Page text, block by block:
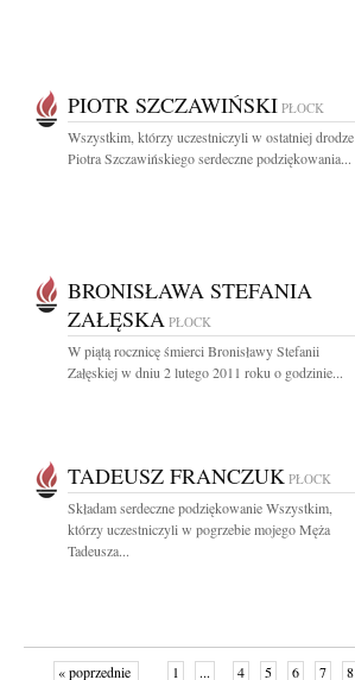
PIOTR SZCZAWIŃSKI PŁOCK
Wszystkim, którzy uczestniczyli w ostatniej drodze
Piotra Szczawińskiego serdeczne podziękowania...
BRONISŁAWA STEFANIA
ZAŁĘSKA PŁOCK
W piątą rocznicę śmierci Bronisławy Stefanii
Załęskiej w dniu 2 lutego 2011 roku o godzinie...
TADEUSZ FRANCZUK PŁOCK
Składam serdeczne podziękowanie Wszystkim,
którzy uczestniczyli w pogrzebie mojego Męża
Tadeusza...
« poprzednie 1 ... 4 5 6 7 8